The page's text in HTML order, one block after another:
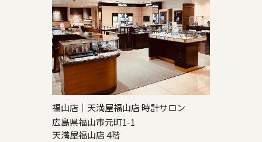
福山店｜天満屋福山店 時計サロン
広島県福山市元町1-1
天満屋福山店 4階